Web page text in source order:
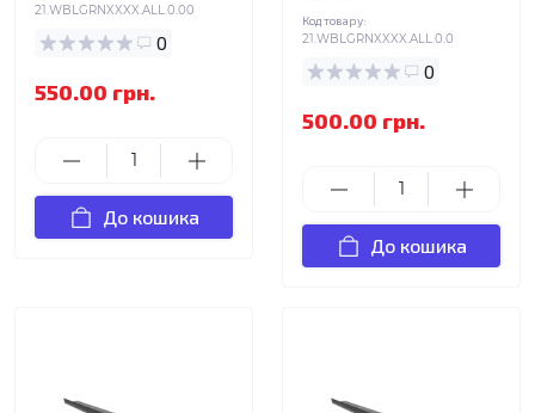
21.WBLGRNXXXX.ALL.0.00
0
550.00 грн.
До кошика
Код товару:
21.WBLGRNXXXX.ALL.0.0
0
500.00 грн.
До кошика